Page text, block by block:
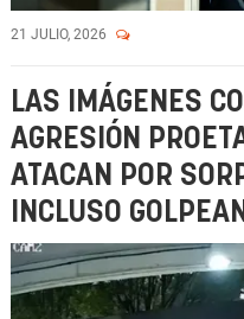
21 JULIO, 2026
LAS IMÁGENES
AGRESIÓN
ATACAN POR
INCLUSO